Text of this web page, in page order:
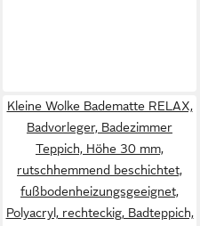
Kleine Wolke Badematte RELAX,
Badvorleger, Badezimmer
Teppich, Höhe 30 mm,
rutschhemmend beschichtet,
fußbodenheizungsgeeignet,
Polyacryl, rechteckig, Badteppich,